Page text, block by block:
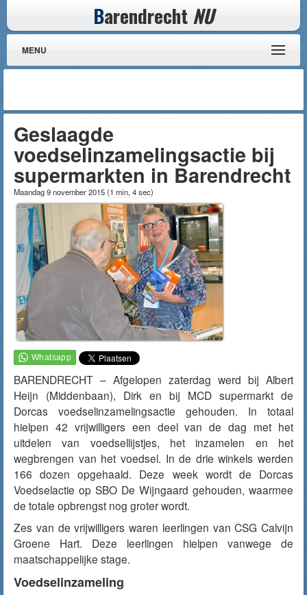
Barendrecht NU
MENU
Geslaagde
voedselinzamelingsactie bij
supermarkten in Barendrecht
Maandag 9 november 2015(1 min, 4 sec)
BARENDRECHT – Afgelopen zaterdag werd bij Albert
Heijn (Middenbaan), Dirk en bij MCD supermarkt de
Dorcas voedselinzamelingsactie gehouden. In totaal
hielpen 42 vrijwilligers een deel van de dag met het
uitdelen van voedsellijstjes, het inzamelen en het
wegbrengen van het voedsel. In de drie winkels werden
166 dozen opgehaald. Deze week wordt de Dorcas
Voedselactie op SBO De Wijngaard gehouden, waarmee
de totale opbrengst nog groter wordt.
Zes van de vrijwilligers waren leerlingen van CSG Calvijn
Groene Hart. Deze leerlingen hielpen vanwege de
maatschappelijke stage.
Voedselinzameling